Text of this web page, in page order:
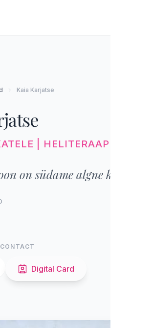
Kaia Karjatse
| HELITERAAPIA
on südame algne keel."
Digital Card